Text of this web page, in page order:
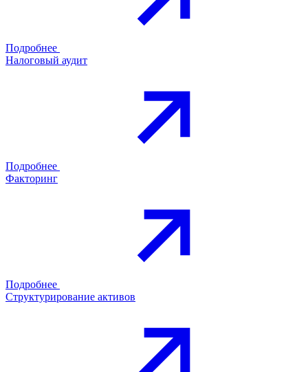
Подробнее
Налоговый аудит
Подробнее
Факторинг
Подробнее
Структурирование активов